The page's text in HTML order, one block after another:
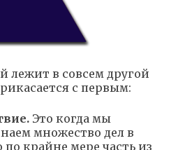
лежит в совсем другой
с первым:
Это когда мы
множество дел в
по крайне мере часть из